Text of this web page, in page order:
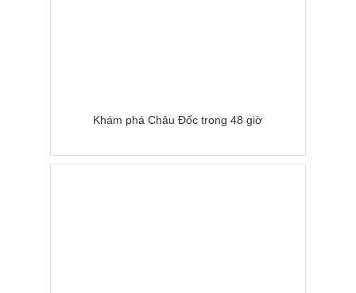
Khám phá Châu Đốc trong 48 giờ